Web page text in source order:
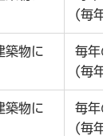
(毎年
築物に
毎年
(毎年
築物に
毎年
(毎年